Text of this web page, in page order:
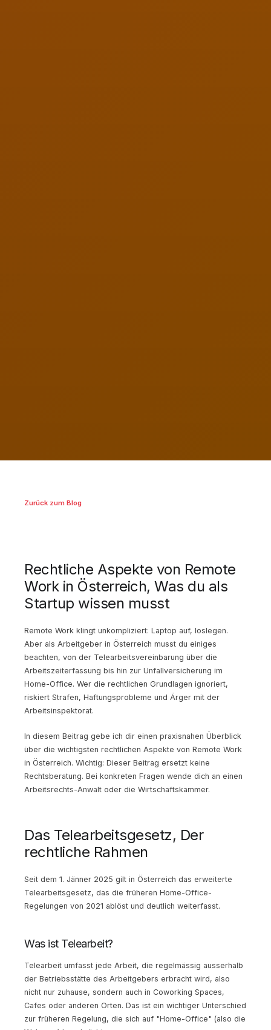
Zurück zum Blog
Rechtliche Aspekte von Remote
Work in Österreich, Was du als
Startup wissen musst
Remote Work klingt unkompliziert: Laptop auf, loslegen.
Aber als Arbeitgeber in Österreich musst du einiges
beachten, von der Telearbeitsvereinbarung über die
Arbeitszeiterfassung bis hin zur Unfallversicherung im
Home-Office. Wer die rechtlichen Grundlagen ignoriert,
riskiert Strafen, Haftungsprobleme und Ärger mit der
Arbeitsinspektorat.
In diesem Beitrag gebe ich dir einen praxisnahen Überblick
über die wichtigsten rechtlichen Aspekte von Remote Work
in Österreich. Wichtig: Dieser Beitrag ersetzt keine
Rechtsberatung. Bei konkreten Fragen wende dich an einen
Arbeitsrechts-Anwalt oder die Wirtschaftskammer.
Das Telearbeitsgesetz, Der
rechtliche Rahmen
Seit dem 1. Jänner 2025 gilt in Österreich das erweiterte
Telearbeitsgesetz, das die früheren Home-Office-
Regelungen von 2021 ablöst und deutlich weiterfasst.
Was ist Telearbeit?
Telearbeit umfasst jede Arbeit, die regelmässig ausserhalb
der Betriebsstätte des Arbeitgebers erbracht wird, also
nicht nur zuhause, sondern auch in Coworking Spaces,
Cafes oder anderen Orten. Das ist ein wichtiger Unterschied
zur früheren Regelung, die sich auf "Home-Office" (also die